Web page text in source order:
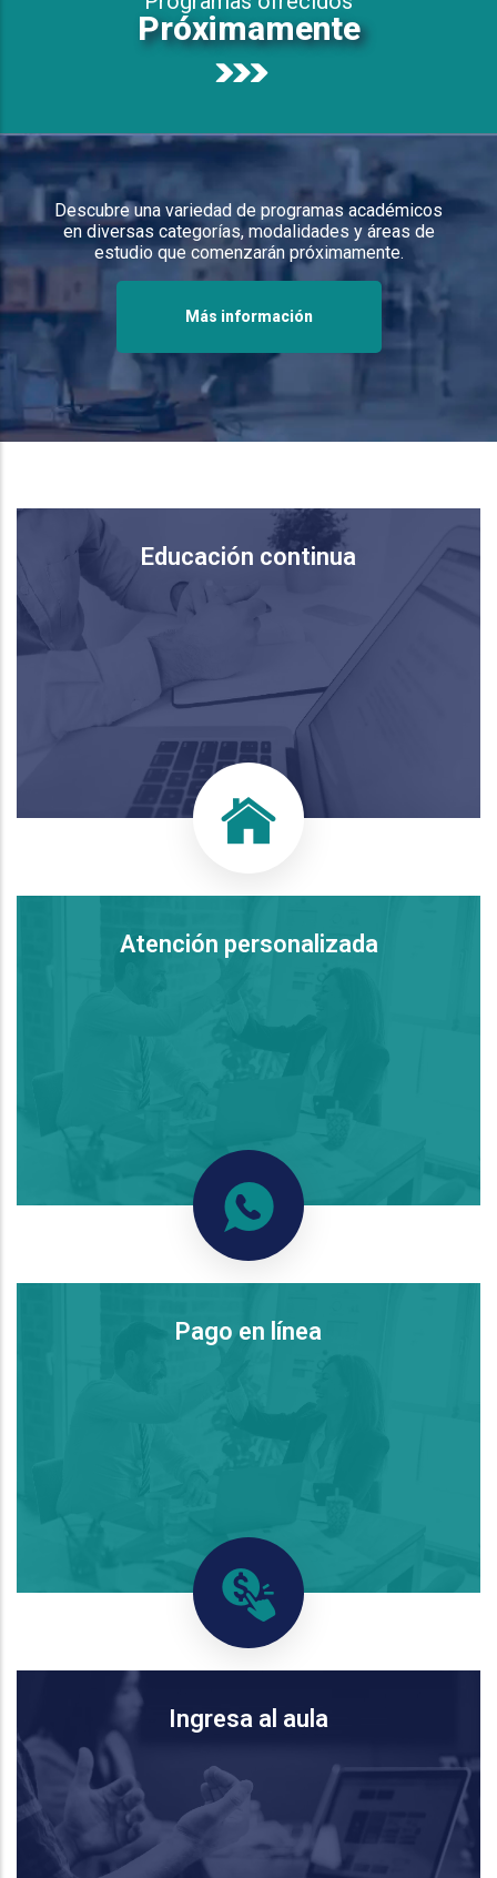
Próximamente
Descubre una variedad de programas académicos
en diversas categorías, modalidades y áreas de
estudio que comenzarán próximamente.
Más información
Educación continua
Atención personalizada
Pago en línea
Ingresa al aula